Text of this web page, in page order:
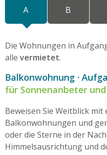
A B
Die Wohnungen in
alle vermietet.
Balkonwohnung ·
für Sonnenanbeter
Beweisen Sie Weitblick
Balkonwohnungen und
oder die Sterne in der
Himmelsausrichtung und